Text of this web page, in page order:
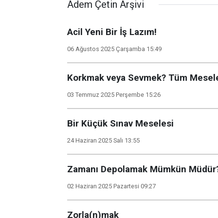
Adem Çetin Arşivi
Acil Yeni Bir İş Lazım!
06 Ağustos 2025 Çarşamba 15:49
Korkmak veya Sevmek? Tüm
03 Temmuz 2025 Perşembe 15:26
Bir Küçük Sınav Meselesi
24 Haziran 2025 Salı 13:55
Zamanı Depolamak Mümkün
02 Haziran 2025 Pazartesi 09:27
Zorla(n)mak